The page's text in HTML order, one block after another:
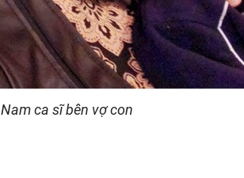
Nam ca sĩ bên vợ con